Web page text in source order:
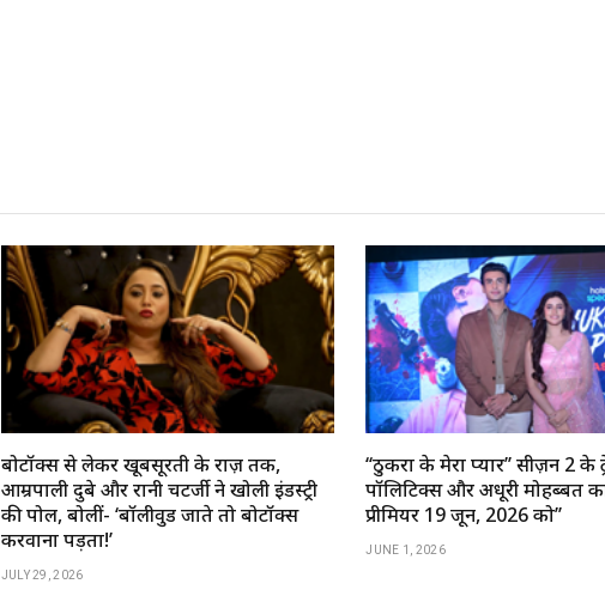
बोटॉक्स से लेकर खूबसूरती के राज़ तक,
आम्रपाली दुबे और रानी चटर्जी ने खोली इंडस्ट्री
की पोल, बोलीं- ‘बॉलीवुड जाते तो बोटॉक्स
करवाना पड़ता!’
JULY 29, 2026
‘‘ठुकरा के मेरा प्यार’’ सीज़न 2 के
पॉलिटिक्स और अधूरी मोहब्बत
प्रीमियर 19 जून, 2026 को’’
JUNE 1, 2026